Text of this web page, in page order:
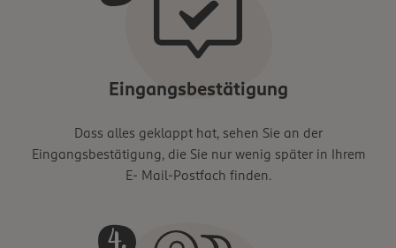
Eingangsbestätigung
Dass alles geklappt hat, sehen Sie an der
Eingangsbestätigung, die Sie nur wenig später in Ihrem
E- Mail-Postfach finden.